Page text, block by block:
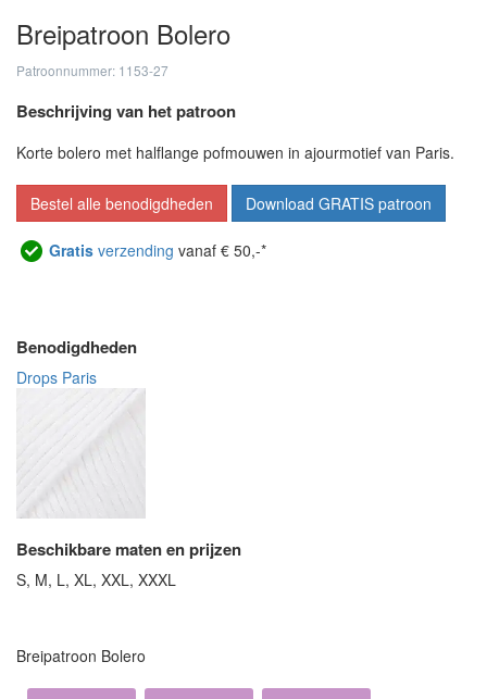
Breipatroon Bolero
Patroonnummer: 1153-27
Beschrijving van het patroon
Korte bolero met halflange pofmouwen in ajourmotief van Paris.
Bestel alle benodigdheden Download GRATIS patroon
Gratis verzending vanaf € 50,-*
Benodigdheden
Drops Paris
Beschikbare maten en prijzen
S, M, L, XL, XXL, XXXL
Breipatroon Bolero